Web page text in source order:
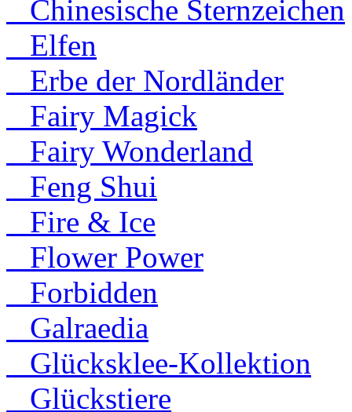
Chinesische Sternzeichen
Elfen
Erbe der Nordländer
Fairy Magick
Fairy Wonderland
Feng Shui
Fire & Ice
Flower Power
Forbidden
Galraedia
Glücksklee-Kollektion
Glückstiere